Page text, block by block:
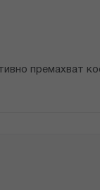
премахват